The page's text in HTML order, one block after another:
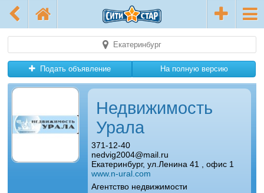
Екатеринбург
Подать объявление На полную версию
Недвижимость
Урала
371-12-40
nedvig2004@mail.ru
Екатеринбург, ул.Ленина 41 , офис 1
www.n-ural.com
Агентство недвижимости